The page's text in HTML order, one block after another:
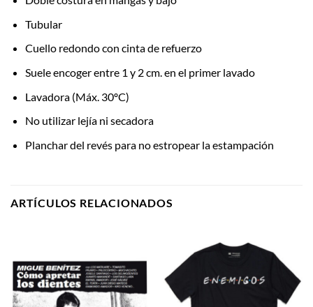
Tubular
Cuello redondo con cinta de refuerzo
Suele encoger entre 1 y 2 cm. en el primer lavado
Lavadora (Máx. 30ºC)
No utilizar lejía ni secadora
Planchar del revés para no estropear la estampación
ARTÍCULOS RELACIONADOS